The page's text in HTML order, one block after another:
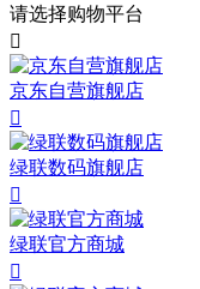
请选择购物平台

京东自营旗舰店

绿联数码旗舰店

绿联官方商城
